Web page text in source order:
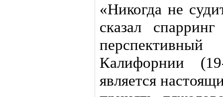
«Никогда не
сказал
Калифорнии
является